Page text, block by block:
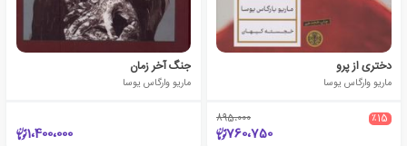
دختری از پرو
ماریو وارگاس یوسا
٪15 895،000
760،750
جنگ آخر زمان
ماریو وارگاس یوسا
1،400،000